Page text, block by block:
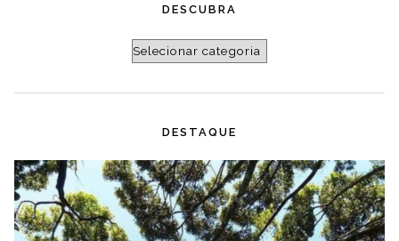
DESCUBRA
Descubra
DESTAQUE